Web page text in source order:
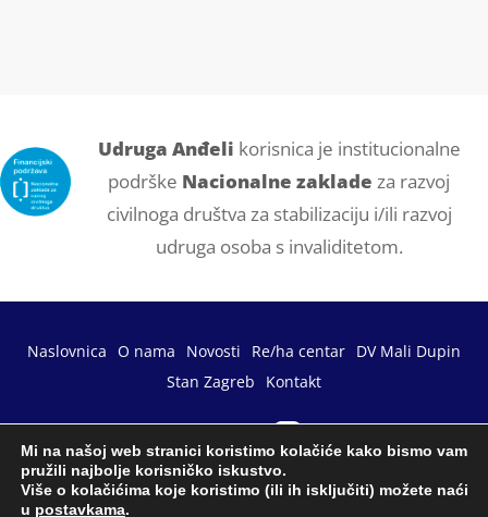
Udruga Anđeli korisnica je institucionalne
podrške Nacionalne zaklade za razvoj
civilnoga društva za stabilizaciju i/ili razvoj
udruga osoba s invaliditetom.
Naslovnica O nama Novosti Re/ha centar DV Mali Dupin
Stan Zagreb
Kontakt
Mi na našoj web stranici koristimo kolačiće kako bismo vam
pružili najbolje korisničko iskustvo.
Više o kolačićima koje koristimo (ili ih isključiti) možete naći
u postavkama.